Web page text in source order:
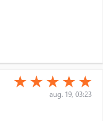
(*)
★ (*)
★ (*)
★ (*)
★ (*)
★
aug. 19, 03:23